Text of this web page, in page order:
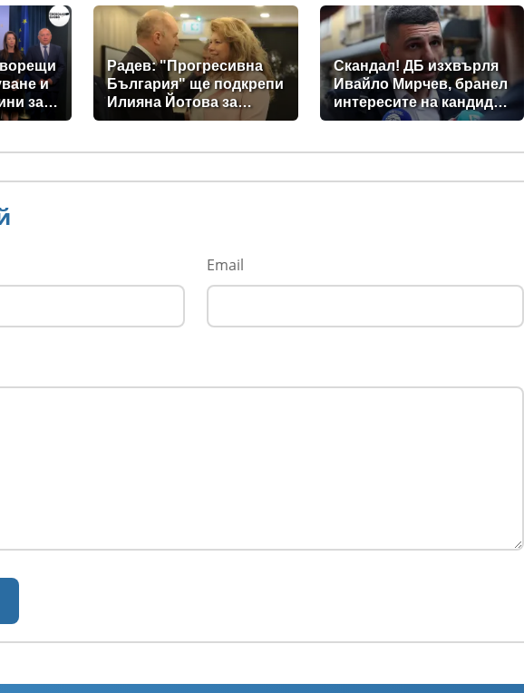
промени в Изборния
кодекс
и
за
Радев: "Прогресивна
България" ще подкрепи
Илияна Йотова за
президент
Скандал! ДБ изхвърля
Ивайло Мирчев, бранел
интересите на кандидат
за „Лукойл”
Email